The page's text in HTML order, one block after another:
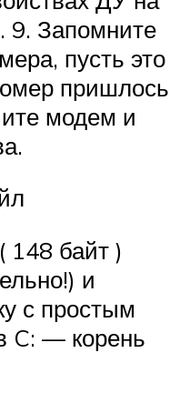
9. Запомните
пусть это
пришлось
модем и
148 байт )
и
с простым
C: — корень